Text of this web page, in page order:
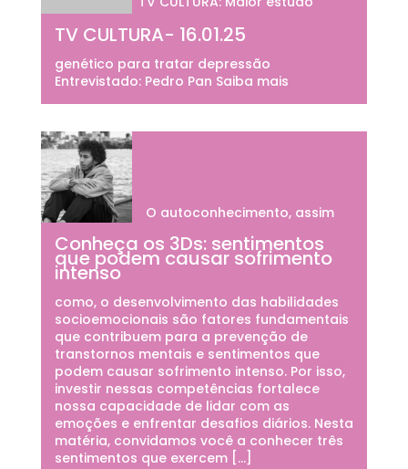
TV CULTURA- 16.01.25
genético para tratar depressão
Entrevistado: Pedro Pan Saiba mais
Conheça os 3Ds: sentimentos
que podem causar sofrimento
intenso
O autoconhecimento, assim
como, o desenvolvimento das habilidades
socioemocionais são fatores fundamentais
que contribuem para a prevenção de
transtornos mentais e sentimentos que
podem causar sofrimento intenso. Por isso,
investir nessas competências fortalece
nossa capacidade de lidar com as
emoções e enfrentar desafios diários. Nesta
matéria, convidamos você a conhecer três
sentimentos que exercem […]